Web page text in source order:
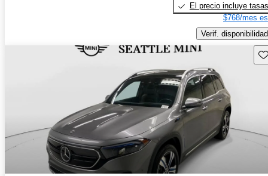
El precio incluye tasas
$768/mes
Verif. disponibilidad